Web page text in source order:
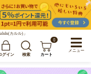
カルル)」
グイン 検索
0
カート
メニュー